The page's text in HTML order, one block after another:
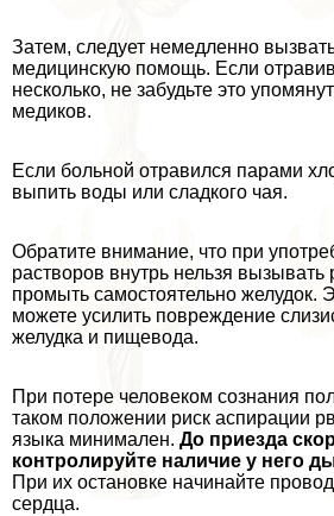
Затем, следует немедленно
медицинскую помощь. Если
несколько, не забудьте это
медиков.
Если больной отравился парами
выпить воды или сладкого чая.
Обратите внимание, что при
растворов внутрь нельзя вызывать
промыть самостоятельно желудок.
можете усилить повреждение
желудка и пищевода.
При потере человеком сознания
таком положении риск аспирации
языка минимален. До приезда
контролируйте наличие у него
При их остановке начинайте
сердца.